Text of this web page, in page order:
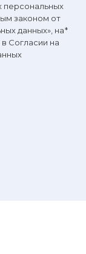
персональных
законом от
данных», на
Согласии на
*